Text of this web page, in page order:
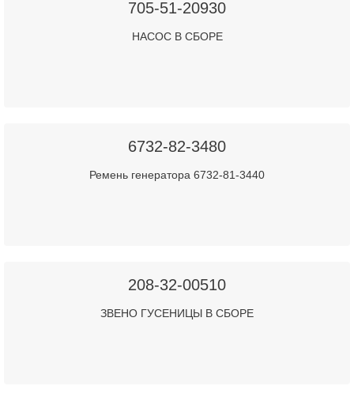
705-51-20930
НАСОС В СБОРЕ
6732-82-3480
Ремень генератора 6732-81-3440
208-32-00510
ЗВЕНО ГУСЕНИЦЫ В СБОРЕ